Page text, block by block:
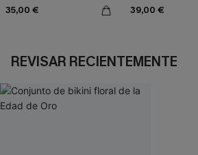
35,00 € 39,00 €
REVISAR RECIENTEMENTE